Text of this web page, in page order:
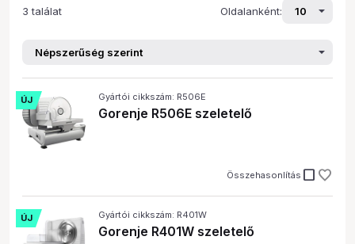
3 találat Oldalanként:
ÚJ Gyártói cikkszám: R506E
Gorenje R506E szeletelő
Összehasonlítás check_box_outline_blank
ÚJ Gyártói cikkszám: R401W
Gorenje R401W szeletelő